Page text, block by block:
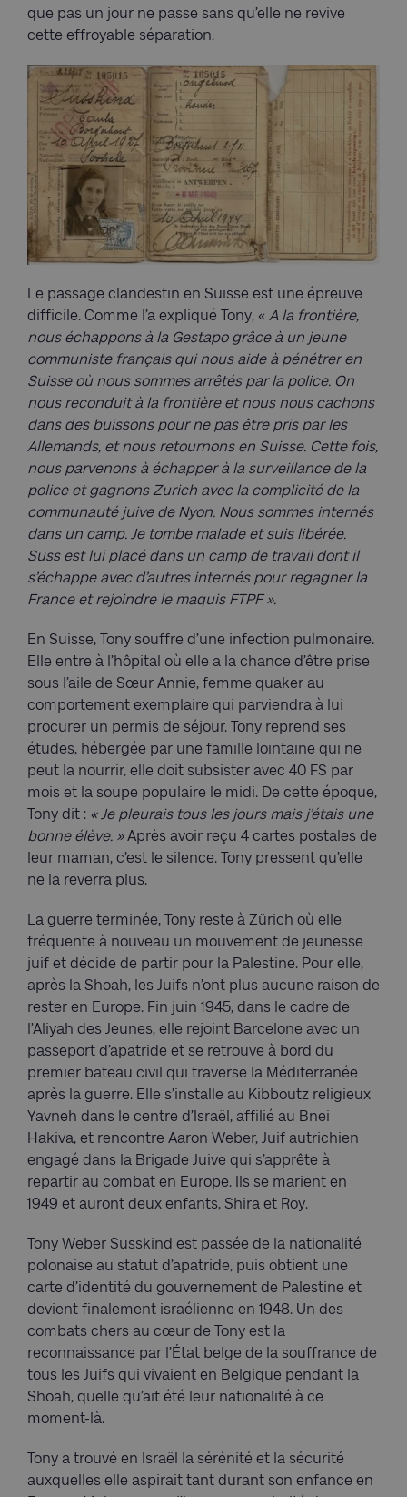
que pas un jour ne passe sans qu’elle ne revive
cette effroyable séparation.
Le passage clandestin en Suisse est une épreuve
difficile. Comme l’a expliqué Tony, « A la frontière,
nous échappons à la Gestapo grâce à un jeune
communiste français qui nous aide à pénétrer en
Suisse où nous sommes arrêtés par la police. On
nous reconduit à la frontière et nous nous cachons
dans des buissons pour ne pas être pris par les
Allemands, et nous retournons en Suisse. Cette fois,
nous parvenons à échapper à la surveillance de la
police et gagnons Zurich avec la complicité de la
communauté juive de Nyon. Nous sommes internés
dans un camp. Je tombe malade et suis libérée.
Suss est lui placé dans un camp de travail dont il
s’échappe avec d’autres internés pour regagner la
France et rejoindre le maquis FTPF ».
En Suisse, Tony souffre d’une infection pulmonaire.
Elle entre à l’hôpital où elle a la chance d’être prise
sous l’aile de Sœur Annie, femme quaker au
comportement exemplaire qui parviendra à lui
procurer un permis de séjour. Tony reprend ses
études, hébergée par une famille lointaine qui ne
peut la nourrir, elle doit subsister avec 40 FS par
mois et la soupe populaire le midi. De cette époque,
Tony dit : « Je pleurais tous les jours mais j’étais une
bonne élève. »Après avoir reçu 4 cartes postales de
leur maman, c’est le silence. Tony pressent qu’elle
ne la reverra plus.
La guerre terminée, Tony reste à Zürich où elle
fréquente à nouveau un mouvement de jeunesse
juif et décide de partir pour la Palestine. Pour elle,
après la Shoah, les Juifs n’ont plus aucune raison de
rester en Europe. Fin juin 1945, dans le cadre de
l’Aliyah des Jeunes, elle rejoint Barcelone avec un
passeport d’apatride et se retrouve à bord du
premier bateau civil qui traverse la Méditerranée
après la guerre. Elle s’installe au Kibboutz religieux
Yavneh dans le centre d’Israël, affilié au Bnei
Hakiva, et rencontre Aaron Weber, Juif autrichien
engagé dans la Brigade Juive qui s’apprête à
repartir au combat en Europe. Ils se marient en
1949 et auront deux enfants, Shira et Roy.
Tony Weber Susskind est passée de la nationalité
polonaise au statut d’apatride, puis obtient une
carte d’identité du gouvernement de Palestine et
devient finalement israélienne en 1948. Un des
combats chers au cœur de Tony est la
reconnaissance par l’État belge de la souffrance de
tous les Juifs qui vivaient en Belgique pendant la
Shoah, quelle qu’ait été leur nationalité à ce
moment-là.
Tony a trouvé en Israël la sérénité et la sécurité
auxquelles elle aspirait tant durant son enfance en